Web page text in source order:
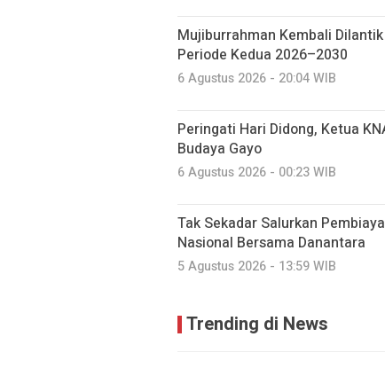
Mujiburrahman Kembali
Periode Kedua 2026–2030
6 Agustus 2026 - 20:04 WIB
Peringati Hari Didong, Ketua
Budaya Gayo
6 Agustus 2026 - 00:23 WIB
Tak Sekadar Salurkan
Nasional Bersama Danantara
5 Agustus 2026 - 13:59 WIB
Trending di News